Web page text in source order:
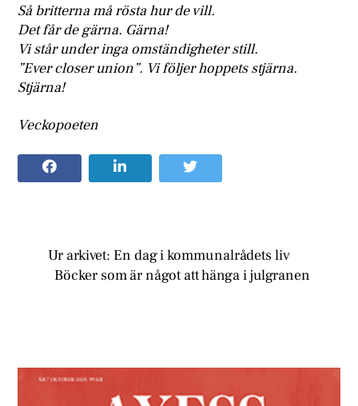
Så britterna må rösta hur de vill.
Det får de gärna. Gärna!
Vi står under inga omständigheter still.
”Ever closer union”. Vi följer hoppets stjärna.
Stjärna!
Veckopoeten
Ur arkivet: En dag i kommunalrådets liv
Böcker som är något att hänga i julgranen